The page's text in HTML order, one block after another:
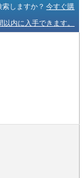
索しますか？今すぐ購
以内に入手できます。